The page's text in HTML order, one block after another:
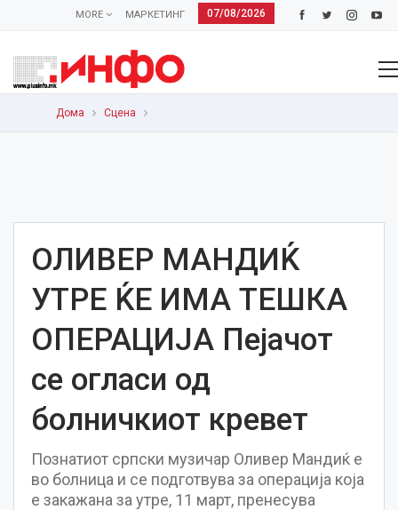
07/08/2026
МАРКЕТИНГ
MORE
Дома Сцена
ОЛИВЕР МАНДИЌ
УТРЕ ЌЕ ИМА ТЕШКА
ОПЕРАЦИЈА Пејачот
се огласи од
болничкиот кревет
Познатиот српски музичар Оливер Мандиќ е
во болница и се подготвува за операција која
е закажана за утре, 11 март, пренесува